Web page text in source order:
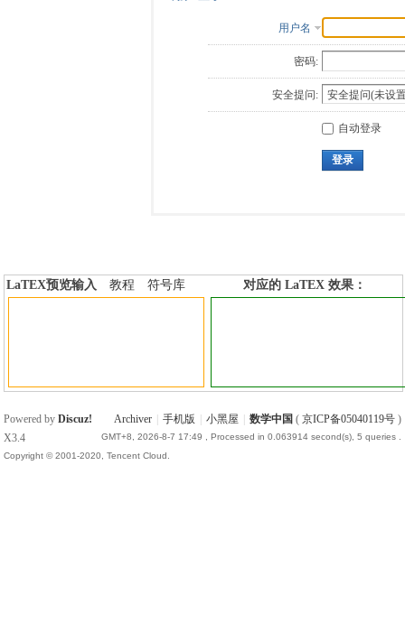
用户名
密码:
安全提问:
自动登录
登录
LaTEX预览输入 教程
符号库
对应的 LaTEX 效果：
Archiver 手机版 小黑屋 数学中国 ( 京ICP备05040119号)
GMT+8, 2026-8-7 17:49 , Processed in 0.063914 second(s), 5 queries .
Powered byDiscuz!
X3.4
Copyright © 2001-2020, Tencent Cloud.